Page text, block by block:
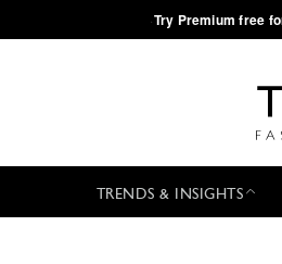
·Try Premium free
TRENDS & INSIGHTS